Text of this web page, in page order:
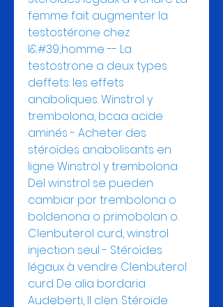
femme fait augmenter la
testostérone chez
l&#39;homme -- La
testostrone a deux types
deffets: les effets
anaboliques. Winstrol y
trembolona, bcaa acide
aminés - Acheter des
stéroïdes anabolisants en
ligne Winstrol y trembolona
Del winstrol se pueden
cambiar por trembolona o
boldenona o primobolan o.
Clenbuterol curd, winstrol
injection seul - Stéroïdes
légaux à vendre Clenbuterol
curd De alia bordaria
Audeberti, II clen. Stéroïde